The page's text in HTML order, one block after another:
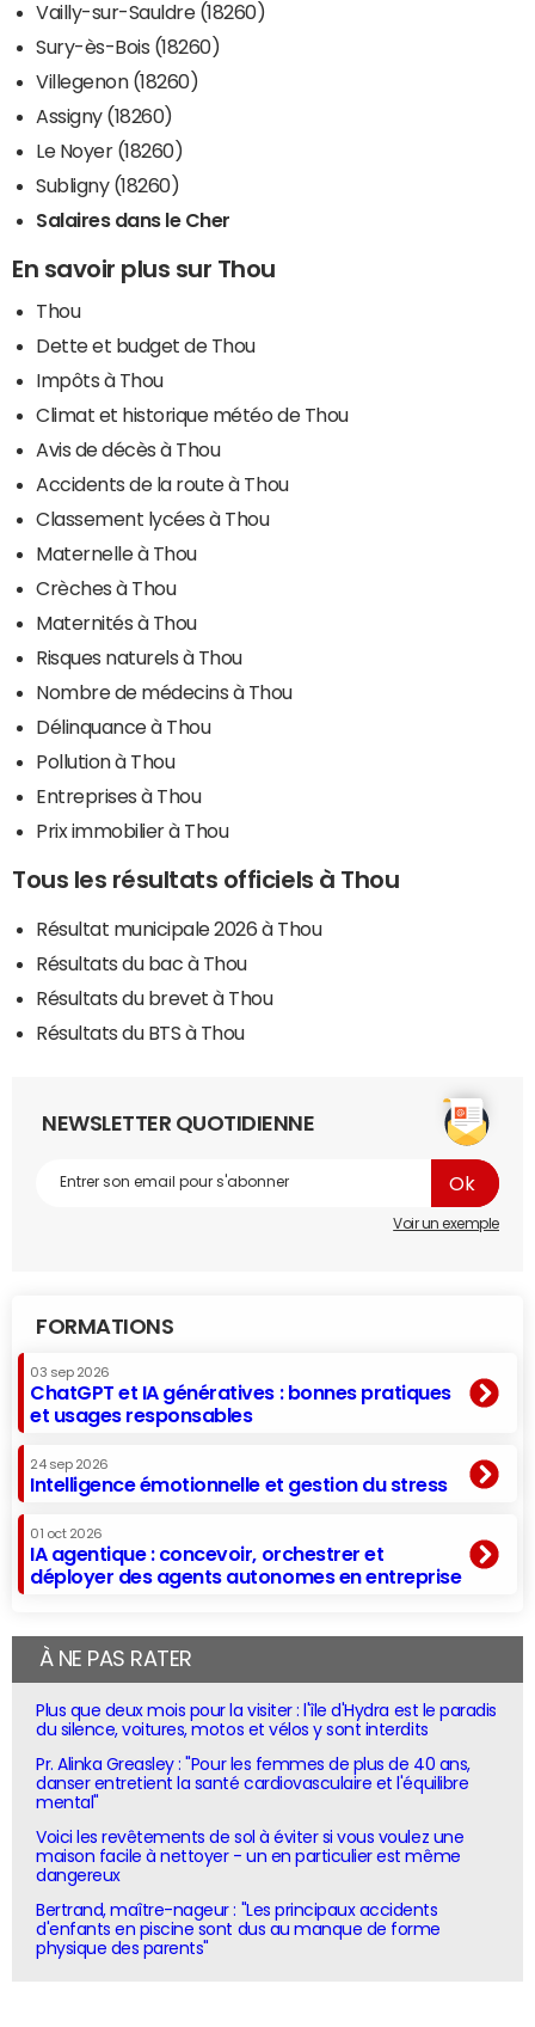
Vailly-sur-Sauldre (18260)
Sury-ès-Bois (18260)
Villegenon (18260)
Assigny (18260)
Le Noyer (18260)
Subligny (18260)
Salaires dans le Cher
En savoir plus sur Thou
Thou
Dette et budget de Thou
Impôts à Thou
Climat et historique météo de Thou
Avis de décès à Thou
Accidents de la route à Thou
Classement lycées à Thou
Maternelle à Thou
Crèches à Thou
Maternités à Thou
Risques naturels à Thou
Nombre de médecins à Thou
Délinquance à Thou
Pollution à Thou
Entreprises à Thou
Prix immobilier à Thou
Tous les résultats officiels à Thou
Résultat municipale 2026 à Thou
Résultats du bac à Thou
Résultats du brevet à Thou
Résultats du BTS à Thou
NEWSLETTER QUOTIDIENNE
Voir un exemple
FORMATIONS
03 sep 2026
ChatGPT et IA génératives : bonnes pratiques
et usages responsables
24 sep 2026
Intelligence émotionnelle et gestion du stress
01 oct 2026
IA agentique : concevoir, orchestrer et
déployer des agents autonomes en entreprise
À NE PAS RATER
Plus que deux mois pour la visiter : l'île d'Hydra est le paradis
du silence, voitures, motos et vélos y sont interdits
Pr. Alinka Greasley : "Pour les femmes de plus de 40 ans,
danser entretient la santé cardiovasculaire et l'équilibre
mental"
Voici les revêtements de sol à éviter si vous voulez une
maison facile à nettoyer - un en particulier est même
dangereux
Bertrand, maître-nageur : "Les principaux accidents
d'enfants en piscine sont dus au manque de forme
physique des parents"